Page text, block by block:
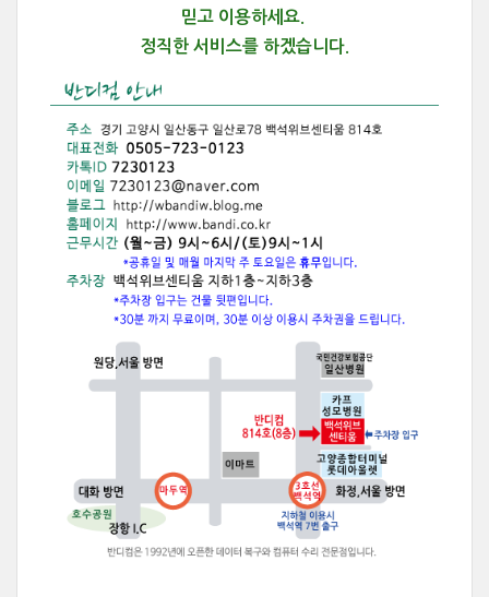
믿고 이용하세요.
정직한 서비스를 하겠습니다.